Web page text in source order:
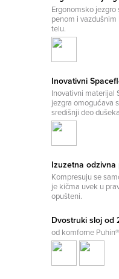
Ergonomsko
penom i
telu.
Inovativni
Inovativni materijal
jezgra omogućava
središnji deo
Izuzetna odzivna
Kompresuju se
je kičma uvek u
opušteni.
Dvostruki sloj od
od komforne